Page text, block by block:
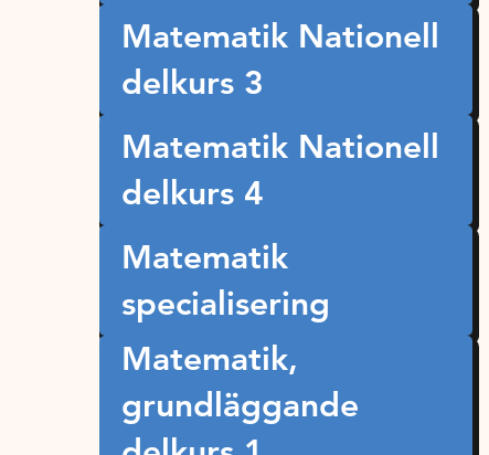
Matematik Nationell
delkurs 3
Matematik Nationell
delkurs 4
Matematik
specialisering
Matematik,
grundläggande